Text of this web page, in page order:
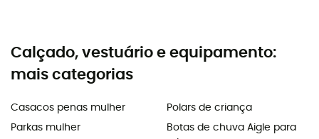
Calçado, vestuário e equipamento:
mais categorias
Casacos penas mulher
Parkas mulher
Polars de criança
Botas de chuva Aigle para